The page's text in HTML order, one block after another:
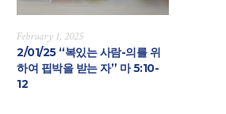
February 1, 2025
2/01/25 “복있는 사람-의를 위
하여 핍박을 받는 자” 마 5:10-
12